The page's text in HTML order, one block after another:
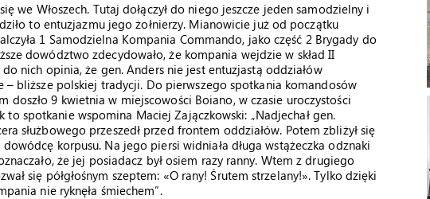
we Włoszech. Tutaj dołączył do niego jeszcze jeden samodzielny i
to entuzjazmu jego żołnierzy. Mianowicie już od początku
1 Samodzielna Kompania Commando, jako część 2 Brygady do
dowództwo zdecydowało, że kompania wejdzie w skład II
nich opinia, że gen. Anders nie jest entuzjastą oddziałów
– bliższe polskiej tradycji. Do pierwszego spotkania komandosów
doszło 9 kwietnia w miejscowości Boiano, w czasie uroczystości
spotkanie wspomina Maciej Zajączkowski: „Nadjechał gen.
służbowego przeszedł przed frontem oddziałów. Potem zbliżył się
korpusu. Na jego piersi widniała długa wstążeczka odznaki
że jej posiadacz był osiem razy ranny. Wtem z drugiego
się półgłośnym szeptem: «O rany! Śrutem strzelany!». Tylko dzięki
nie ryknęła śmiechem”.